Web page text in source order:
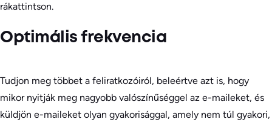
rákattintson.
Optimális frekvencia
Tudjon meg többet a feliratkozóiról, beleértve azt is, hogy
mikor nyitják meg nagyobb valószínűséggel az e-maileket, és
küldjön e-maileket olyan gyakorisággal, amely nem túl gyakori,